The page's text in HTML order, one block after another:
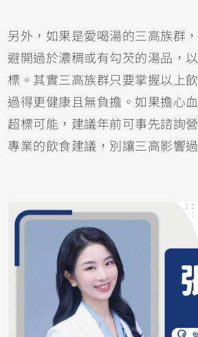
另外，如果是愛喝湯的三高族群
避開過於濃稠或有勾芡的湯品，
標。其實三高族群只要掌握以上
過得更健康且無負擔。如果擔心
超標可能，建議年前可事先諮詢
專業的飲食建議，別讓三高影響